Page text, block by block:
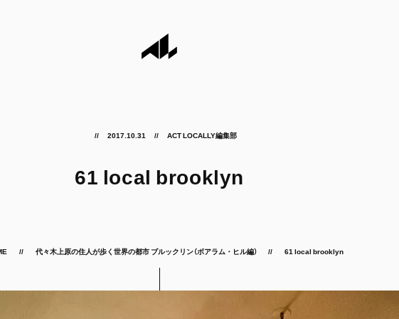
2017.10.31 ACT LOCALLY編集部
61 local brooklyn
代々木上原の住人が歩く世界の都市 ブルックリン（ボアラム・ヒル編） 61 local brooklyn